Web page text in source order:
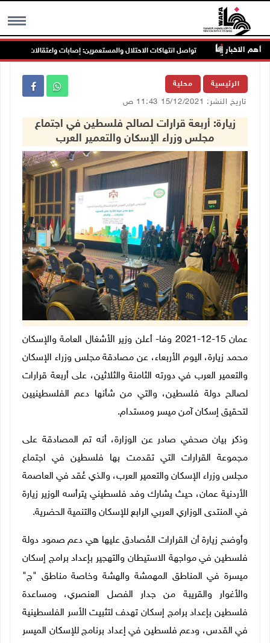
MENU أهم الاخبار تواصل انتهاكات الاحتلال والمستعمرين: إصابات واعتقالات واقتحامات
الرئيسية محلية
تاريخ النشر: 15/12/2021 11:43 ص
زيارة: أربعة قرارات لصالح فلسطين في اجتماع
مجلس وزراء الإسكان والتعمير العرب
عمان 15-12-2021 وفا- أعلن وزير الأشغال العامة والإسكان
محمد زيارة، اليوم الأربعاء، عن مصادقة مجلس وزراء الإسكان
والتعمير العرب في دورته الثامنة والثلاثين، على أربعة قرارات
لصالح دولة فلسطين، والتي من شأنها دعم الفلسطينيين
لتحقيق إسكان آمن ميسر ومستدام.
وذكر بيان صحفي صادر عن الوزارة، أنه تم المصادقة على
مجموعة القرارات التي تقدمت بها فلسطين في اجتماع
مجلس وزراء الإسكان والتعمير العرب، والذي عُقد في العاصمة
الأردنية عمان، حيث يشارك وفد فلسطيني يترأسه الوزير زيارة
في المنتدى الوزاري العربي الرابع للإسكان والتنمية الحضرية.
وأوضح زيارة أن القرارات المُصادق عليها هي دعم صمود دولة
فلسطين في مواجهة الاستيطان والتهجير بإعداد برامج إسكان
ميسرة في المناطق المهمشة والهشة وخاصة مناطق "ج"
والأغوار والقريبة من جدار الفصل العنصري، ومساعدة
فلسطين بإعداد برامج إسكان تهدف لتثبيت الأسر الفلسطينية
في القدس، ودعم فلسطين في إعداد برنامج للإسكان الميسر